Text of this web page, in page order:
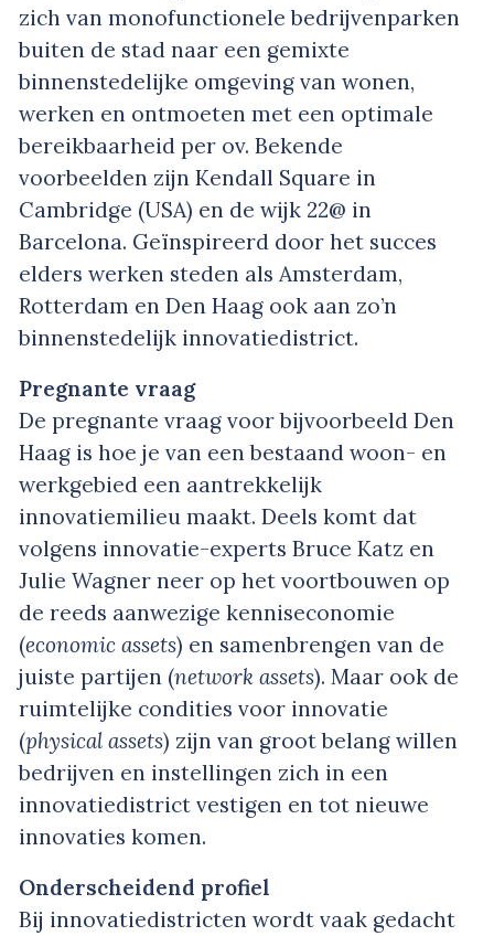
zich van monofunctionele bedrijvenparken
buiten de stad naar een gemixte
binnenstedelijke omgeving van wonen,
werken en ontmoeten met een optimale
bereikbaarheid per ov. Bekende
voorbeelden zijn Kendall Square in
Cambridge (USA) en de wijk 22@ in
Barcelona. Geïnspireerd door het succes
elders werken steden als Amsterdam,
Rotterdam en Den Haag ook aan zo’n
binnenstedelijk innovatiedistrict.
Pregnante vraag
De pregnante vraag voor bijvoorbeeld Den
Haag is hoe je van een bestaand woon- en
werkgebied een aantrekkelijk
innovatiemilieu maakt. Deels komt dat
volgens innovatie-experts Bruce Katz en
Julie Wagner neer op het voortbouwen op
de reeds aanwezige kenniseconomie
(economic assets) en samenbrengen van de
juiste partijen (network assets). Maar ook de
ruimtelijke condities voor innovatie
(physical assets) zijn van groot belang willen
bedrijven en instellingen zich in een
innovatiedistrict vestigen en tot nieuwe
innovaties komen.
Onderscheidend profiel
Bij innovatiedistricten wordt vaak gedacht